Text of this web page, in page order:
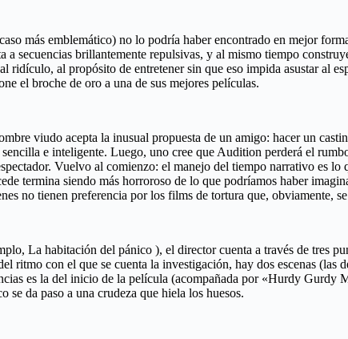
más emblemático) no lo podría haber encontrado en mejor
secuencias brillantemente repulsivas, y al mismo tiempo
al propósito de entretener sin que eso impida asustar al
el broche de oro a una de sus mejores películas.
viudo acepta la inusual propuesta de un amigo: hacer un
e inteligente. Luego, uno cree que Audition perderá el
Vuelvo al comienzo: el manejo del tiempo narrativo es lo
termina siendo más horroroso de lo que podríamos haber
no tienen preferencia por los films de tortura que, obviamente,
La habitación del pánico ), el director cuenta a través de tres
con el que se cuenta la investigación, hay dos escenas (las
es la del inicio de la película (acompañada por «Hurdy Gurdy
da paso a una crudeza que hiela los huesos.